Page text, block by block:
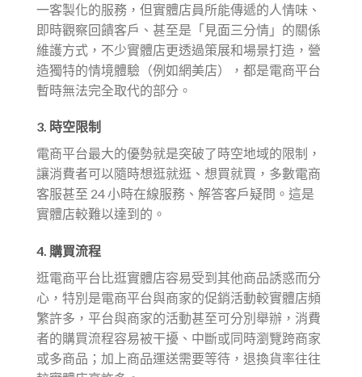
一客製化的服務，但實體店員所能傳遞的人情味、
即時觀察回饋客戶、甚至是「見面三分情」的關係
維護方式，不少實體店更透過策展和場景打造，營
造獨特的情境體驗（例如網美店），都是電商平台
暫時無法完全取代的部分。
3. 時空限制
電商平台最大的優勢就是突破了時空地域的限制，
讓消費者可以隨時想逛就逛、想買就買，多數電商
客服甚至 24 小時在線服務、解答客戶疑問。這是
實體店較難以達到的。
4. 購買流程
逛電商平台比逛實體店容易受到其他商品誘惑而分
心，特別是電商平台與商家的促銷活動較實體店頻
繁許多，平台與商家的活動甚至可分別舉辦，消費
者的購買流程容易被干擾、中斷或同時瀏覽跨商家
或多商品；加上商品運送需要等待，退換貨率往往